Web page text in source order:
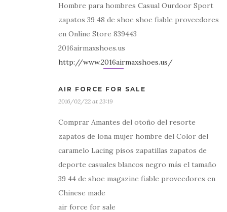
Hombre para hombres Casual Ourdoor Sport
zapatos 39 48 de shoe shoe fiable proveedores
en Online Store 839443
2016airmaxshoes.us
http://www.2016airmaxshoes.us/
AIR FORCE FOR SALE
2016/02/22 at 23:19
Comprar Amantes del otoño del resorte
zapatos de lona mujer hombre del Color del
caramelo Lacing pisos zapatillas zapatos de
deporte casuales blancos negro más el tamaño
39 44 de shoe magazine fiable proveedores en
Chinese made
air force for sale